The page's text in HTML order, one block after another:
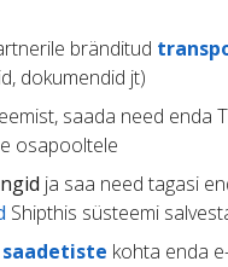
bränditud
dokumendid jt)
saada need enda
osapooltele
ja saa need tagasi
Shipthis süsteemi
kohta enda